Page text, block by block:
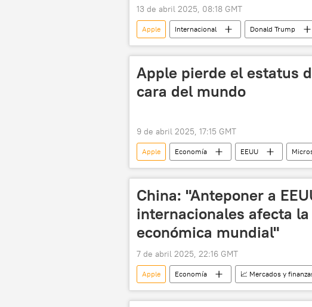
13 de abril 2025, 08:18 GMT
Apple Internacional Donald Trump
aranceles
📈 Mercados y finanzas
Apple pierde el estatus
cara del mundo
9 de abril 2025, 17:15 GMT
Apple Economía EEUU
🏛️ Compañías
China: "Anteponer a
internacionales afecta
económica mundial"
7 de abril 2025, 22:16 GMT
Apple Economía 📈 Mercados y
aranceles
Donald Trump Tesla